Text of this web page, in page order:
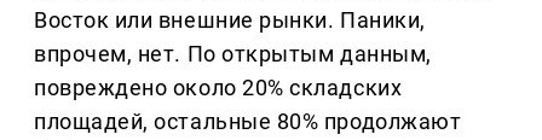
Восток или внешние рынки. Паники,
впрочем, нет. По открытым данным,
повреждено около 20% складских
площадей, остальные 80% продолжают